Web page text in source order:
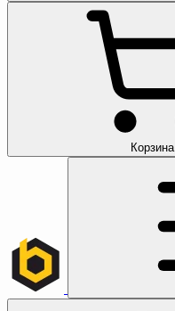
Корзина